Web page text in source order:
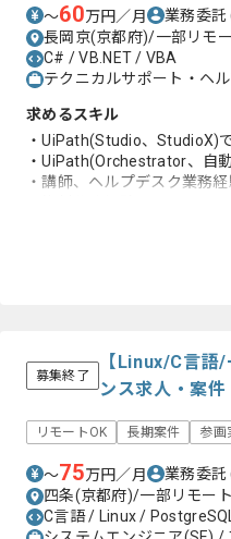
〜60万円／月 業務委託
長岡京(京都府)/一部リモ
C# / VB.NET / VBA
テクニカルサポート・ヘ
求めるスキル
・UiPath(Studio、StudioX)
・UiPath(Orchestrator、自
・講師、ヘルプデスク業務
募集終了
【Linux/C言語/
ンス求人・案件
リモートOK 長期案件 参画
〜75万円／月 業務委託
四条(京都府)/一部リモート
C言語 / Linux / PostgreSQL